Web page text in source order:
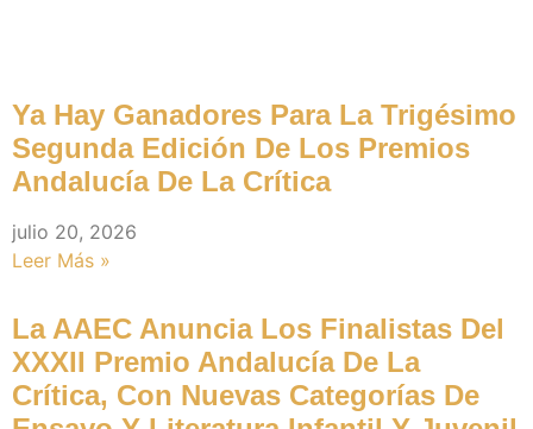
Ya Hay Ganadores Para La Trigésimo
Segunda Edición De Los Premios
Andalucía De La Crítica
julio 20, 2026
Leer Más »
La AAEC Anuncia Los Finalistas Del
XXXII Premio Andalucía De La
Crítica, Con Nuevas Categorías De